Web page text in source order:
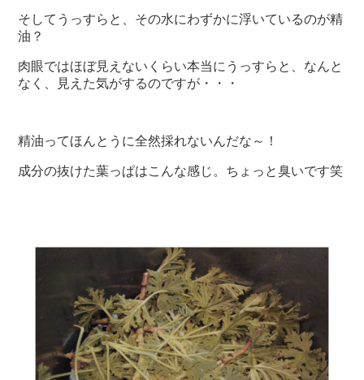
そしてうっすらと、その水にわずかに浮いているのが精
油？
肉眼ではほぼ見えないくらい本当にうっすらと、なんと
なく、見えた気がするのですが・・・
精油ってほんとうに全然採れないんだな～！
成分の抜けた葉っぱはこんな感じ。ちょっと臭いです笑